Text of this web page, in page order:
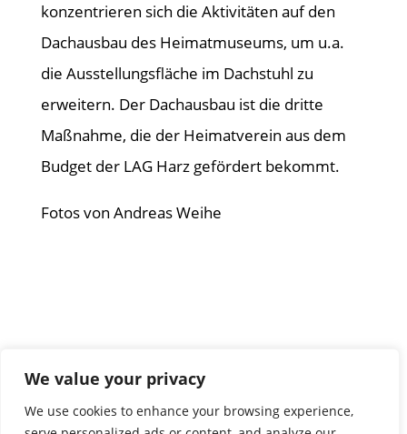
We value your privacy
We use cookies to enhance your browsing experience,
konzentrieren sich die Aktivitäten auf den
Dachausbau des Heimatmuseums, um u.a.
die Ausstellungsfläche im Dachstuhl zu
erweitern. Der Dachausbau ist die dritte
Maßnahme, die der Heimatverein aus dem
Budget der LAG Harz gefördert bekommt.
Fotos von Andreas Weihe